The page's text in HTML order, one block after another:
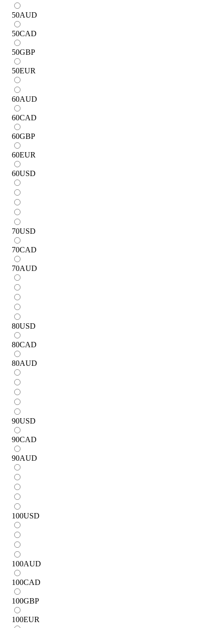
50AUD
50CAD
50GBP
50EUR
60AUD
60CAD
60GBP
60EUR
60USD
70USD
70CAD
70AUD
80USD
80CAD
80AUD
90USD
90CAD
90AUD
100USD
100AUD
100CAD
100GBP
100EUR